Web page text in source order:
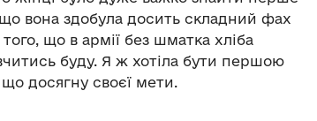
вона здобула досить складний фах
що в армії без шматка хліба
буду. Я ж хотіла бути першою
досягну своєї мети.